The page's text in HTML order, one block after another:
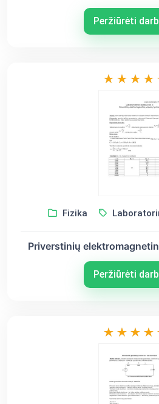
Peržiūrėti
Fizika
Priverstinių
Peržiūrėti